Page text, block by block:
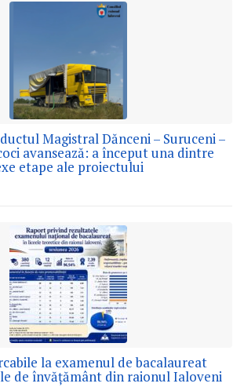
Magistral Dănceni – Suruceni –
avansează: a început una dintre
etape ale proiectului
la examenul de bacalaureat
de învățământ din raionul Ialoveni